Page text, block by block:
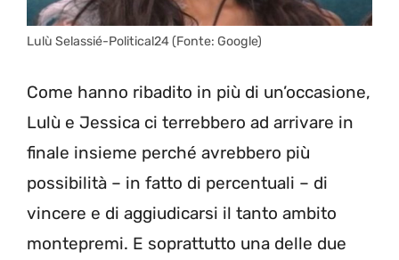
Lulù Selassié-Political24 (Fonte: Google)
Come hanno ribadito in più di un’occasione,
Lulù e Jessica ci terrebbero ad arrivare in
finale insieme perché avrebbero più
possibilità – in fatto di percentuali – di
vincere e di aggiudicarsi il tanto ambito
montepremi. E soprattutto una delle due